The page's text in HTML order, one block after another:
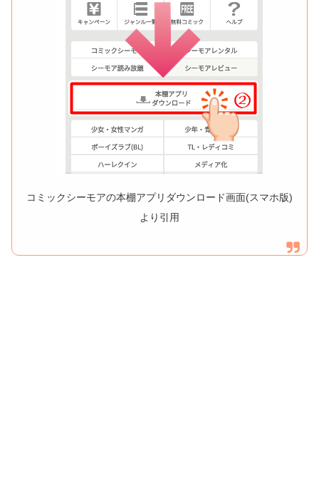
コミックシーモアの本棚アプリダウンロード画面(スマホ版)
より引用